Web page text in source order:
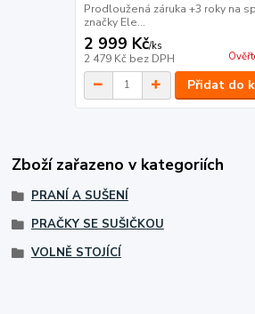
Prodloužená záruka +3 roky na
značky Ele...
2 999 Kč/ks
2 479 Kč bez DPH
Přidat do
Zboží zařazeno v kategoriích
PRANÍ A SUŠENÍ
PRAČKY SE SUŠIČKOU
VOLNĚ STOJÍCÍ